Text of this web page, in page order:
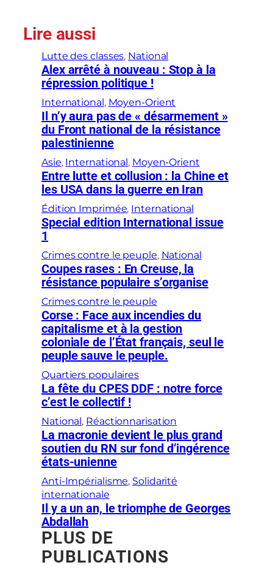
Lire aussi
Lutte des classes, National
Alex arrêté à nouveau : Stop à la
répression politique !
International , Moyen-Orient
Il n’y aura pas de « désarmement »
du Front national de la résistance
palestinienne
Asie, International , Moyen-Orient
Entre lutte et collusion : la Chine et
les USA dans la guerre en Iran
Édition Imprimée, International
Special edition International issue
1
Crimes contre le peuple, National
Coupes rases : En Creuse, la
résistance populaire s’organise
Crimes contre le peuple
Corse : Face aux incendies du
capitalisme et à la gestion
coloniale de l’État français, seul le
peuple sauve le peuple.
Quartiers populaires
La fête du CPES DDF : notre force
c’est le collectif !
National , Réactionnarisation
La macronie devient le plus grand
soutien du RN sur fond d’ingérence
états-unienne
Anti-Impérialisme, Solidarité
internationale
Il y a un an, le triomphe de Georges
Abdallah
PLUS DE
PUBLICATIONS